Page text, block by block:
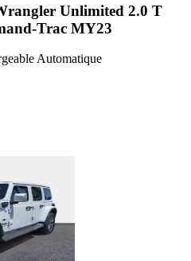
Unlimited 2.0 T
Trac MY23
Automatique